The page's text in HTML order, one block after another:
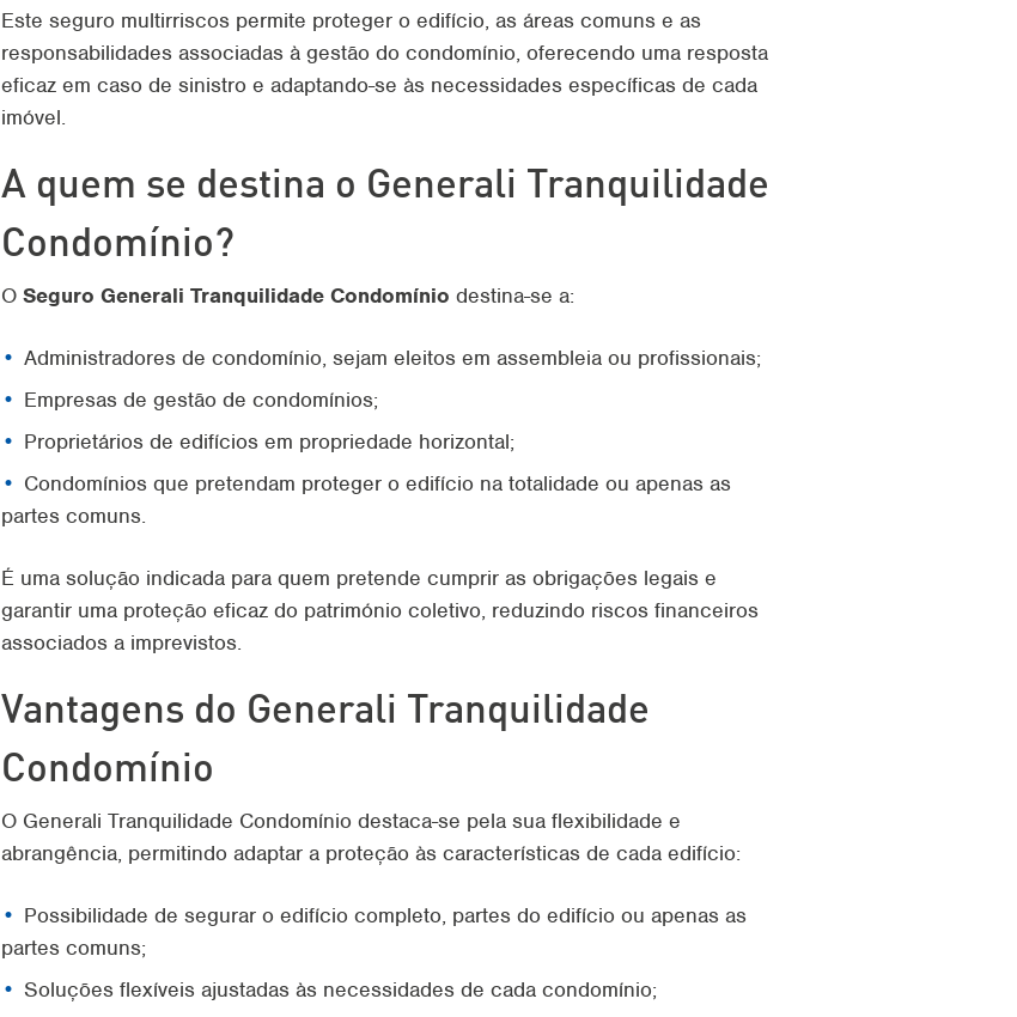
Este seguro multirriscos permite proteger o edifício, as áreas comuns e as
responsabilidades associadas à gestão do condomínio, oferecendo uma resposta
eficaz em caso de sinistro e adaptando-se às necessidades específicas de cada
imóvel.
A quem se destina o Generali Tranquilidade
Condomínio?
O Seguro Generali Tranquilidade Condomínio destina-se a:
Administradores de condomínio, sejam eleitos em assembleia ou profissionais;
Empresas de gestão de condomínios;
Proprietários de edifícios em propriedade horizontal;
Condomínios que pretendam proteger o edifício na totalidade ou apenas as
partes comuns.
É uma solução indicada para quem pretende cumprir as obrigações legais e
garantir uma proteção eficaz do património coletivo, reduzindo riscos financeiros
associados a imprevistos.
Vantagens do Generali Tranquilidade
Condomínio
O Generali Tranquilidade Condomínio destaca-se pela sua flexibilidade e
abrangência, permitindo adaptar a proteção às características de cada edifício:
Possibilidade de segurar o edifício completo, partes do edifício ou apenas as
partes comuns;
Soluções flexíveis ajustadas às necessidades de cada condomínio;